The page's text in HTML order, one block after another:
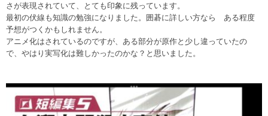
さが表現されていて、とても印象に残っています。
最初の伏線も知識の勉強になりました。囲碁に詳しい方なら ある程度
予想がつくかもしれません。
アニメ化はされているのですが、ある部分が原作と少し違っていたの
で、やはり実写化は難しかったのかな？と思いました。